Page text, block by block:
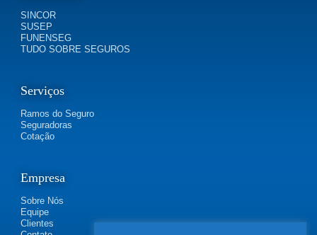
SINCOR
SUSEP
FUNENSEG
TUDO SOBRE SEGUROS
Serviços
Ramos do Seguro
Seguradoras
Cotação
Empresa
Sobre Nós
Equipe
Clientes